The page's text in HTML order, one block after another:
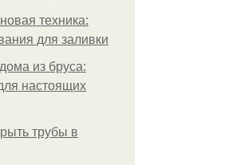
техника:
для заливки
из бруса:
настоящих
трубы в